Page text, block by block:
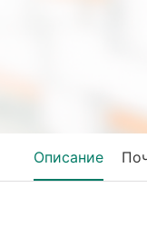
Описание